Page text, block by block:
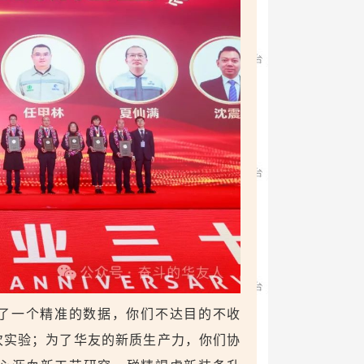
一个精准的数据，你们不达目的不收
验；为了华友的新质生产力，你们协